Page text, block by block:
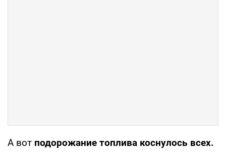
А вот подорожание топлива коснулось всех.